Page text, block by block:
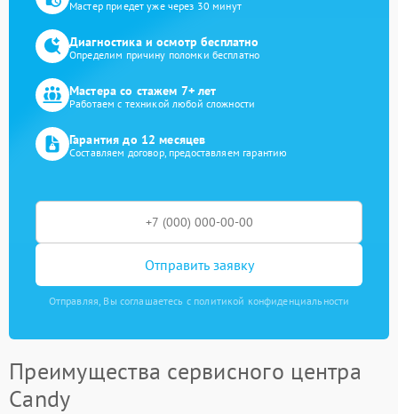
Мастер приедет уже через 30 минут
Диагностика и осмотр бесплатно
Определим причину поломки бесплатно
Мастера со стажем 7+ лет
Работаем с техникой любой сложности
Гарантия до 12 месяцев
Составляем договор, предоставляем гарантию
Отправить заявку
Отправляя, Вы соглашаетесь с политикой конфиденциальности
Преимущества сервисного центра
Candy